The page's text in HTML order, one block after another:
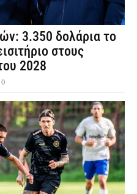
3.350 δολάρια το
στους
2028